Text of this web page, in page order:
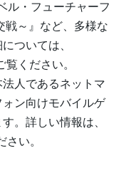
ル・フューチャーフ
戦～』など、多様な
ついては、
覧ください。
人であるネットマ
ン向けモバイルゲ
。詳しい情報は、
さい。